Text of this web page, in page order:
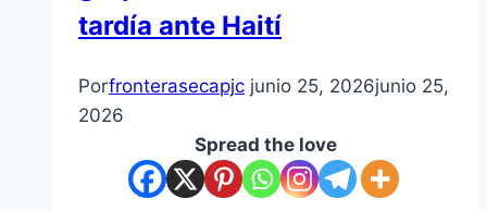
tardía ante Haití
Porfronterasecapjc junio 25, 2026junio 25,
2026
Spread the love